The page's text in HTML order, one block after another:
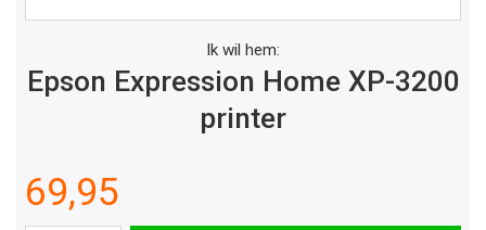
Ik wil hem:
Epson Expression Home XP-3200
printer
69,95